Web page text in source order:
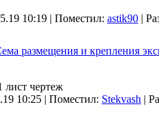
10:19 | Поместил: astik90 |
размещения и крепления
лист чертеж
10:25 | Поместил: Stekvash |